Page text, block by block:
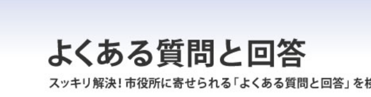
小・中学生
高校生・大学生など
教育・子育て
防災・安全
コンプライアンス推進室
資産マネジメント課
デジタル推進課